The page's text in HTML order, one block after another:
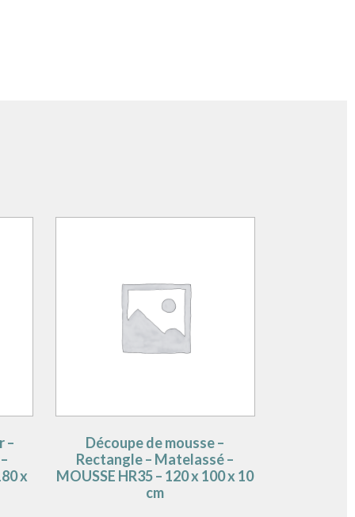
–
x
Découpe de mousse –
Rectangle – Matelassé –
MOUSSE HR35 – 120 x 100 x 10
cm